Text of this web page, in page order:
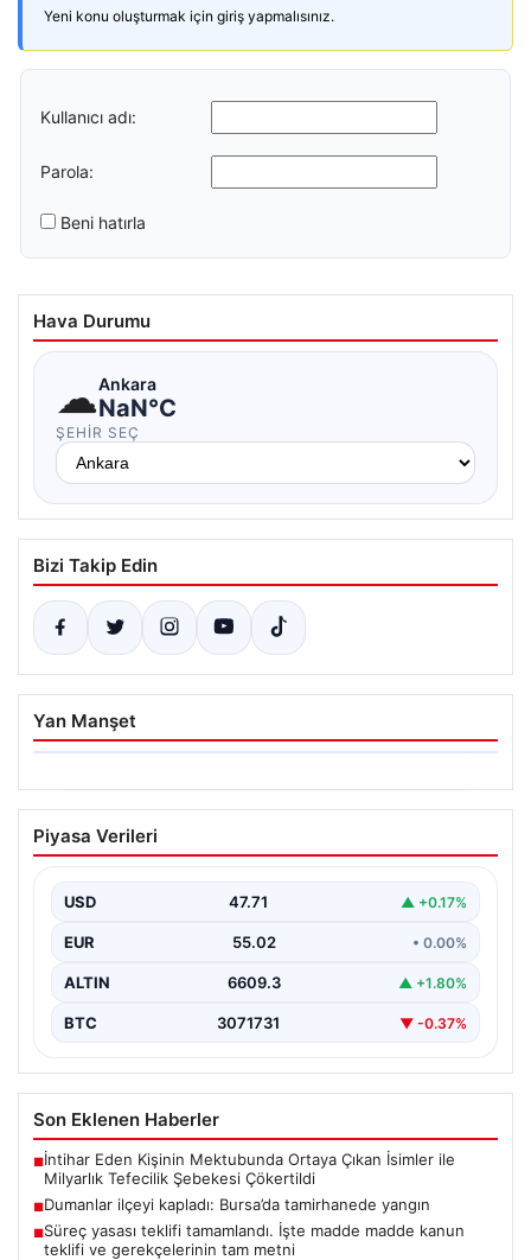
Yeni konu oluşturmak için giriş yapmalısınız.
Kullanıcı adı:
Parola:
Beni hatırla
Hava Durumu
☁Ankara
NaN°C
ŞEHIR SEÇ
Bizi Takip Edin
Yan Manşet
06.08.2026
Dumanlar ilçeyi kapladı: Bursa’da
tamirhanede yangın
Piyasa Verileri
USD 47.71 ▲ +0.17%
EUR 55.02 • 0.00%
ALTIN 6609.3 ▲ +1.80%
BTC 3071731 ▼ -0.37%
Son Eklenen Haberler
■İntihar Eden Kişinin Mektubunda Ortaya Çıkan İsimler ile
Milyarlık Tefecilik Şebekesi Çökertildi
■Dumanlar ilçeyi kapladı: Bursa’da tamirhanede yangın
■Süreç yasası teklifi tamamlandı. İşte madde madde kanun
teklifi ve gerekçelerinin tam metni